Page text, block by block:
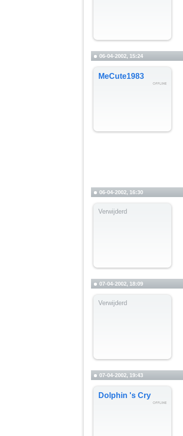
06-04-2002, 15:24
MeCute1983
06-04-2002, 16:30
Verwijderd
07-04-2002, 18:09
Verwijderd
07-04-2002, 19:43
Dolphin 's Cry